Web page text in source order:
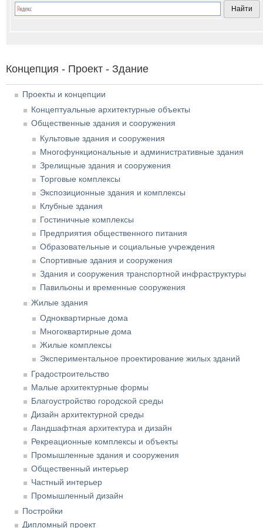
Концепция - Проект - Здание
Проекты и концепции
Концептуальные архитектурные объекты
Общественные здания и сооружения
Культовые здания и сооружения
Многофункциональные и административные здания
Зрелищные здания и сооружения
Торговые комплексы
Экспозиционные здания и комплексы
Клубные здания
Гостиничные комплексы
Предприятия общественного питания
Образовательные и социальные учреждения
Спортивные здания и сооружения
Здания и сооружения транспортной инфраструктуры
Павильоны и временные сооружения
Жилые здания
Одноквартирные дома
Многоквартирные дома
Жилые комплексы
Экспериментальное проектирование жилых зданий
Градостроительство
Малые архитектурные формы
Благоустройство городской среды
Дизайн архитектурной среды
Ландшафтная архитектура и дизайн
Рекреационные комплексы и объекты
Промышленные здания и сооружения
Общественный интерьер
Частный интерьер
Промышленный дизайн
Постройки
Дипломный проект